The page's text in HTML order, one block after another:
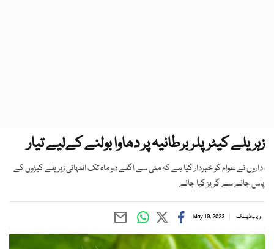
زہریلے کیٹرپلر برطانیہ پر دھاوا بولنے کےلیے تیار
اداروں نے عوام کو خبردار کیا ہے کہ مئی سے اگلے دو ماہ تک انتہائی زہریلے کیڑوں کے
پاس جانے سے گریز کیا جائے
ویب ڈیسک May 10, 2023